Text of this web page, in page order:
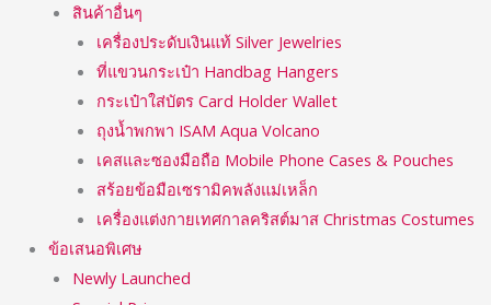
สินค้าอื่นๆ
เครื่องประดับเงินแท้ Silver Jewelries
ที่แขวนกระเป๋า Handbag Hangers
กระเป๋าใส่บัตร Card Holder Wallet
ถุงน้ำพกพา ISAM Aqua Volcano
เคสและซองมือถือ Mobile Phone Cases & Pouches
สร้อยข้อมือเซรามิคพลังแม่เหล็ก
เครื่องแต่งกายเทศกาลคริสต์มาส Christmas Costumes
ข้อเสนอพิเศษ
Newly Launched